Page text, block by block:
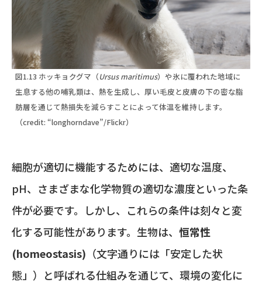
図1.13 ホッキョクグマ（Ursus maritimus）や氷に覆われた地域に
生息する他の哺乳類は、熱を生成し、厚い毛皮と皮膚の下の密な脂
肪層を通じて熱損失を減らすことによって体温を維持します。
（credit: “longhorndave”/Flickr）
細胞が適切に機能するためには、適切な温度、
pH、さまざまな化学物質の適切な濃度といった条
件が必要です。しかし、これらの条件は刻々と変
化する可能性があります。生物は、 恒常性
(homeostasis) （文字通りには「安定した状
態」）と呼ばれる仕組みを通じて、環境の変化に